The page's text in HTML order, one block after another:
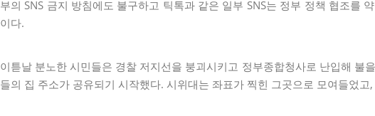
부의 SNS 금지 방침에도 불구하고 틱톡과 같은 일부 SNS는 정부 정책 협조를
이다.
이튿날 분노한 시민들은 경찰 저지선을 붕괴시키고 정부종합청사로 난입해 불
들의 집 주소가 공유되기 시작했다. 시위대는 좌표가 찍힌 그곳으로 모여들었